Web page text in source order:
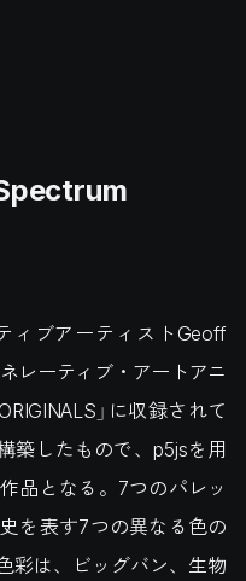
ィブアーティストGeoff
レーティブ・アートアニ
」に収録されて
築したもので、p5jsを用
品となる。7つのパレッ
を表す7つの異なる色の
彩は、ビッグバン、生物